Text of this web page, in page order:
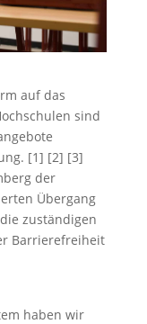
auf das
sind
[1] [2] [3]
der
Übergang
zuständigen
Barrierefreiheit
haben wir